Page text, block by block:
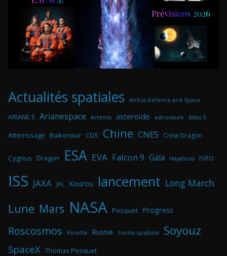
Actualités spatiales Airbus Defence and Space
ARIANE 5 Arianespace Artemis asteroïde astronaute Atlas 5
Atterrissage Baikonour CDS Chine CNES Crew Dragon
Cygnus Dragon ESA EVA Falcon 9 Gaia Hayabusa ISRO
ISS JAXA JPL Kourou lancement Long March
Lune Mars NASA Pesquet Progress
Roscosmos Rosetta Russie Sortie spatiale Soyouz
SpaceX Thomas Pesquet